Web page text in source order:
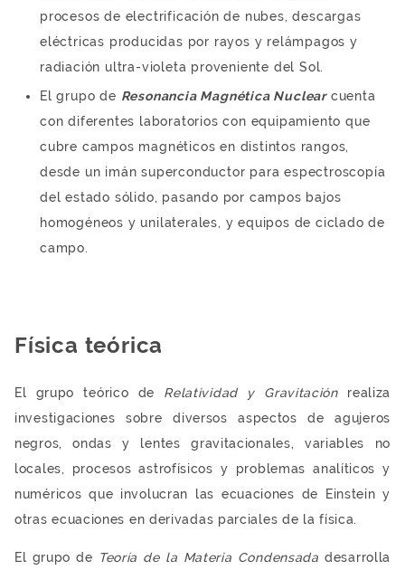
procesos de electrificación de nubes, descargas
eléctricas producidas por rayos y relámpagos y
radiación ultra-violeta proveniente del Sol.
El grupo de Resonancia Magnética Nuclearcuenta
con diferentes laboratorios con equipamiento que
cubre campos magnéticos en distintos rangos,
desde un imán superconductor para espectroscopía
del estado sólido, pasando por campos bajos
homogéneos y unilaterales, y equipos de ciclado de
campo.
Física teórica
El grupo teórico de Relatividad y Gravitaciónrealiza
investigaciones sobre diversos aspectos de agujeros
negros, ondas y lentes gravitacionales, variables no
locales, procesos astrofísicos y problemas analíticos y
numéricos que involucran las ecuaciones de Einstein y
otras ecuaciones en derivadas parciales de la física.
El grupo de Teoría de la Materia Condensada desarrolla